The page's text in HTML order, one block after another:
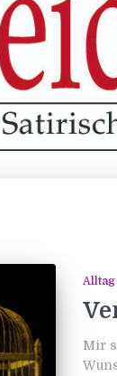
Alltag
Mir